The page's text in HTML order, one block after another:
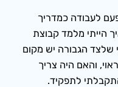
לעבודה כמדריך
הייתי מלמד קבוצת
שלצד הגבורה יש מקום
והאם היה צריך
לתפקיד.